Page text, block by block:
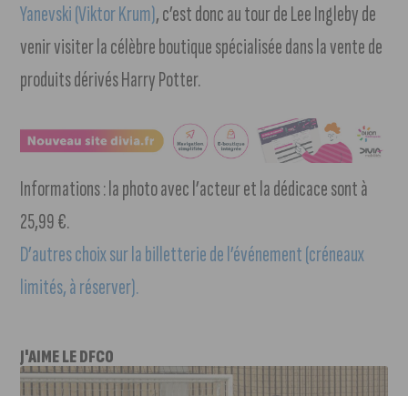
Yanevski (Viktor Krum), c’est donc au tour de Lee Ingleby de
venir visiter la célèbre boutique spécialisée dans la vente de
produits dérivés Harry Potter.
Informations : la photo avec l’acteur et la dédicace sont à
25,99 €.
D’autres choix sur la billetterie de l’événement (créneaux
limités, à réserver).
J'AIME LE DFCO